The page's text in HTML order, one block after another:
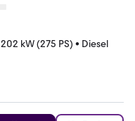
202 kW (275 PS) • Diesel